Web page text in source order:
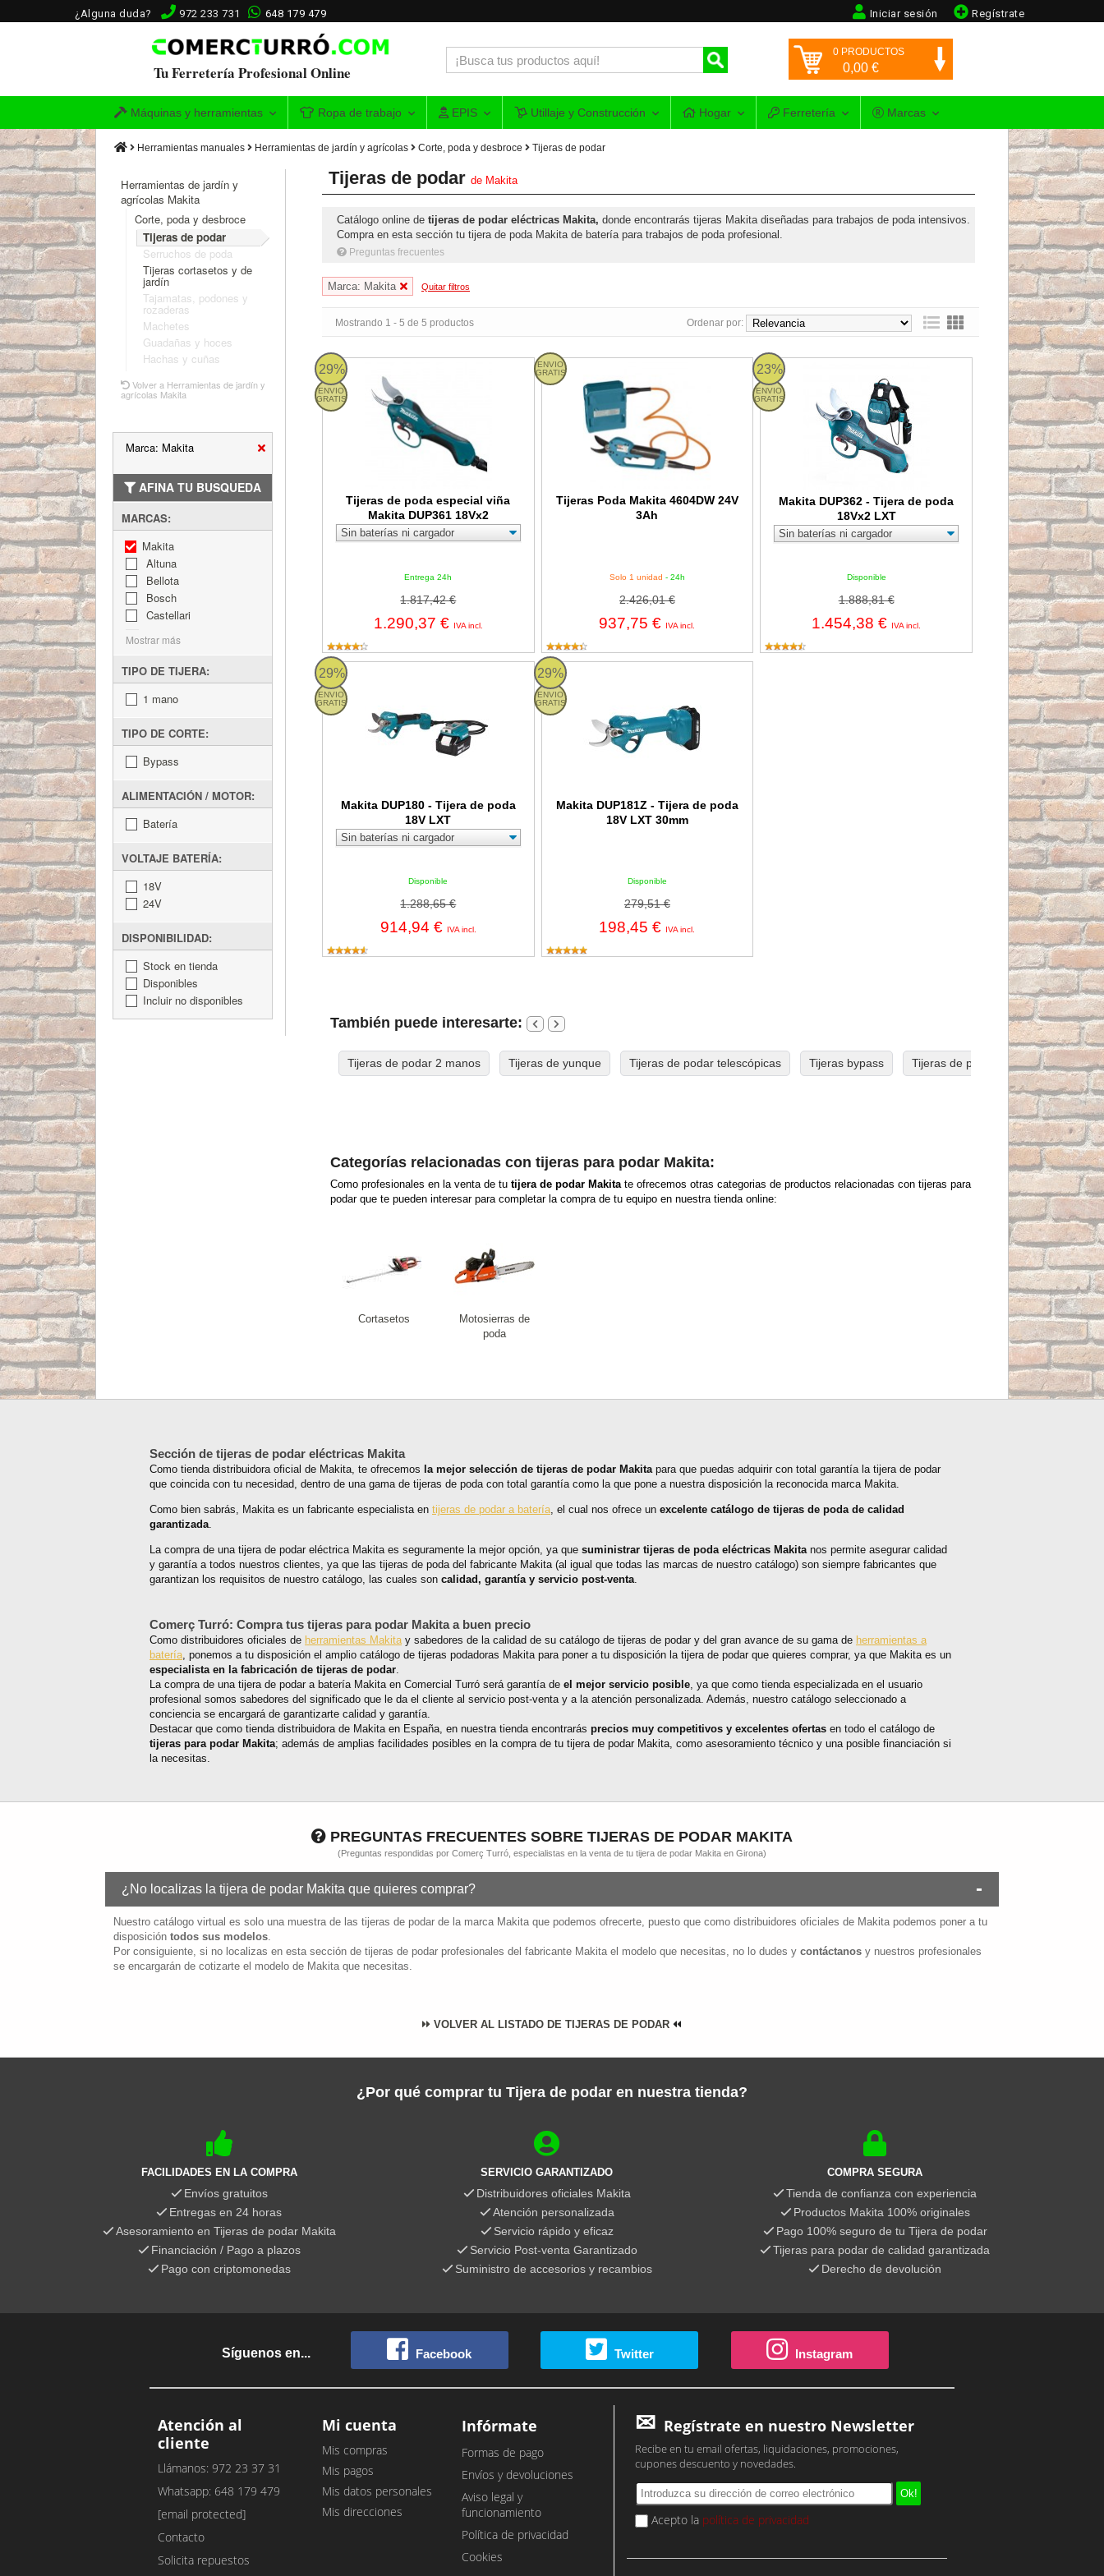
¿Alguna duda? 972 233 731 648 179 479 Regístrate
Iniciar sesión
Tu Ferretería Profesional Online
0 PRODUCTOS
0,00 €
Máquinas y herramientas Ropa de trabajo EPIS Utillaje y Construcción Hogar Ferretería Marcas
Herramientas manuales Herramientas de jardín y agrícolas Corte, poda y desbroce Tijeras de podar
Herramientas de jardín y
agrícolas Makita
Corte, poda y desbroce
Tijeras de podar
Serruchos de poda
Tijeras cortasetos y de
jardín
Tajamatas, podones y
rozaderas
Machetes
Guadañas y hoces
Hachas y cuñas
Volver a Herramientas de jardín y
agrícolas Makita
Marca: Makita
AFINA TU BUSQUEDA
MARCAS:
Makita
Altuna
Bellota
Bosch
Castellari
Mostrar más
TIPO DE TIJERA:
1 mano
TIPO DE CORTE:
Bypass
ALIMENTACIÓN / MOTOR:
Batería
VOLTAJE BATERÍA:
18V
24V
DISPONIBILIDAD:
Stock en tienda
Disponibles
Incluir no disponibles
Tijeras de podar de Makita
Catálogo online de tijeras de podar eléctricas Makita, donde encontrarás tijeras Makita diseñadas para trabajos de poda intensivos.
Compra en esta sección tu tijera de poda Makita de batería para trabajos de poda profesional.
Preguntas frecuentes
Marca: Makita Quitar filtros
Mostrando 1 - 5 de 5 productos Ordenar por:
29%
ENVIO
GRATIS
Tijeras de poda especial viña
Makita DUP361 18Vx2
Entrega 24h
1.817,42 €
1.290,37 € IVA incl.
Tijeras de poda especial viña Makita DUP361 18Vx2
ENVIO
GRATIS
Tijeras Poda Makita 4604DW 24V
3Ah
Solo 1 unidad - 24h
2.426,01 €
937,75 € IVA incl.
Tijeras Poda Makita 4604DW 24V 3Ah 23%
ENVIO
GRATIS
Makita DUP362 - Tijera de poda
18Vx2 LXT
Disponible
1.888,81 €
1.454,38 € IVA incl.
Makita DUP362 - Tijera de poda 18Vx2 LXT
29%
ENVIO
GRATIS
Makita DUP180 - Tijera de poda
18V LXT
Disponible
1.288,65 €
914,94 € IVA incl.
Makita DUP180 - Tijera de poda 18V LXT29%
ENVIO
GRATIS
Makita DUP181Z - Tijera de poda
18V LXT 30mm
Disponible
279,51 €
198,45 € IVA incl.
DUP181Z Makita
También puede interesarte:
Tijeras de podar 2 manos Tijeras de yunque Tijeras de podar telescópicas Tijeras bypass Tijeras de podar a batería
Categorías relacionadas con tijeras para podar Makita:
Como profesionales en la venta de tu tijera de podar Makita te ofrecemos otras categorias de productos relacionadas con tijeras para
podar que te pueden interesar para completar la compra de tu equipo en nuestra tienda online:
Cortasetos
Motosierras de
poda
Sección de tijeras de podar eléctricas Makita
Como tienda distribuidora oficial de Makita, te ofrecemos la mejor selección de tijeras de podar Makita para que puedas adquirir con total garantía la tijera de podar
que coincida con tu necesidad, dentro de una gama de tijeras de poda con total garantía como la que pone a nuestra disposición la reconocida marca Makita.
Como bien sabrás, Makita es un fabricante especialista en tijeras de podar a batería , el cual nos ofrece un excelente catálogo de tijeras de poda de calidad
garantizada
La compra de una tijera de podar eléctrica Makita es seguramente la mejor opción, ya que suministrar tijeras de poda eléctricas Makita nos permite asegurar calidad
y garantía a todos nuestros clientes, ya que las tijeras de poda del fabricante Makita (al igual que todas las marcas de nuestro catálogo) son siempre fabricantes que
garantizan los requisitos de nuestro catálogo, las cuales son calidad, garantía y servicio post-venta
Comerç Turró: Compra tus tijeras para podar Makita a buen precio
Como distribuidores oficiales de herramientas Makita y sabedores de la calidad de su catálogo de tijeras de podar y del gran avance de su gama de herramientas a
batería , ponemos a tu disposición el amplio catálogo de tijeras podadoras Makita para poner a tu disposición la tijera de podar que quieres comprar, ya que Makita es un
especialista en la fabricación de tijeras de podar
La compra de una tijera de podar a batería Makita en Comercial Turró será garantía de el mejor servicio posible , ya que como tienda especializada en el usuario
profesional somos sabedores del significado que le da el cliente al servicio post-venta y a la atención personalizada. Además, nuestro catálogo seleccionado a
conciencia se encargará de garantizarte calidad y garantía.
Destacar que como tienda distribuidora de Makita en España, en nuestra tienda encontrarás precios muy competitivos y excelentes ofertas en todo el catálogo de
tijeras para podar Makita; además de amplias facilidades posibles en la compra de tu tijera de podar Makita, como asesoramiento técnico y una posible financiación si
la necesitas.
PREGUNTAS FRECUENTES SOBRE TIJERAS DE PODAR MAKITA
(Preguntas respondidas por Comerç Turró, especialistas en la venta de tu tijera de podar Makita en Girona)
¿No localizas la tijera de podar Makita que quieres comprar?
Nuestro catálogo virtual es solo una muestra de las tijeras de podar de la marca Makita que podemos ofrecerte, puesto que como distribuidores oficiales de Makita podemos poner a tu
disposición todos sus modelos.
Por consiguiente, si no localizas en esta sección de tijeras de podar profesionales del fabricante Makita el modelo que necesitas, no lo dudes y contáctanosy nuestros profesionales
se encargarán de cotizarte el modelo de Makita que necesitas.
VOLVER AL LISTADO DE TIJERAS DE PODAR
¿Por qué comprar tu Tijera de podar en nuestra tienda?
FACILIDADES EN LA COMPRA
Envíos gratuitos
Entregas en 24 horas
Asesoramiento en Tijeras de podar Makita
Financiación / Pago a plazos
Pago con criptomonedas
SERVICIO GARANTIZADO
Distribuidores oficiales Makita
Atención personalizada
Servicio rápido y eficaz
Servicio Post-venta Garantizado
Suministro de accesorios y recambios
COMPRA SEGURA
Tienda de confianza con experiencia
Productos Makita 100% originales
Pago 100% seguro de tu Tijera de podar
Tijeras para podar de calidad garantizada
Derecho de devolución
Síguenos en... Facebook Twitter Instagram
Atención al
cliente
Llámanos: 972 23 37 31
Whatsapp: 648 179 479
[email protected]
Contacto
Solicita repuestos
Mi cuenta
Mis compras
Mis pagos
Mis datos personales
Mis direcciones
Infórmate
Formas de pago
Envíos y devoluciones
Aviso legal y
funcionamiento
Política de privacidad
Cookies
Regístrate en nuestro Newsletter
Recibe en tu email ofertas, liquidaciones, promociones,
cupones descuento y novedades.
Acepto la política de privacidad